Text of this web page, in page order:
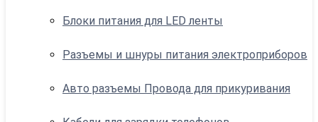
Блоки питания для LED ленты
Разъемы и шнуры питания электроприборов
Авто разъемы Провода для прикуривания